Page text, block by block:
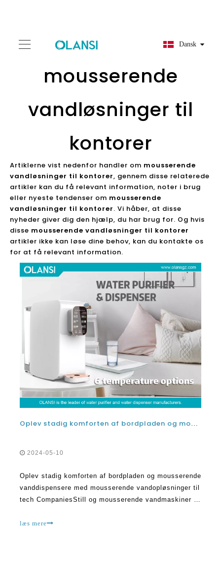
Dansk
mousserende
vandløsninger til
kontorer
Artiklerne vist nedenfor handler om mousserende
vandløsninger til kontorer, gennem disse relaterede
artikler kan du få relevant information, noter i brug
eller nyeste tendenser om mousserende
vandløsninger til kontorer. Vi håber, at disse
nyheder giver dig den hjælp, du har brug for. Og hvis
disse mousserende vandløsninger til kontorer
artikler ikke kan løse dine behov, kan du kontakte os
for at få relevant information.
Oplev stadig komforten af ​​bordpladen og mousserende vanddispensere med mousserende vandløsninger til tech -virksomheder
2024-05-10
Oplev stadig komforten af ​​bordpladen og mousserende
vanddispensere med mousserende vandopløsninger til
tech CompaniesStill og mousserende vandmaskiner er
når du vil. De foretrækker den mest effektive metode
læs mere